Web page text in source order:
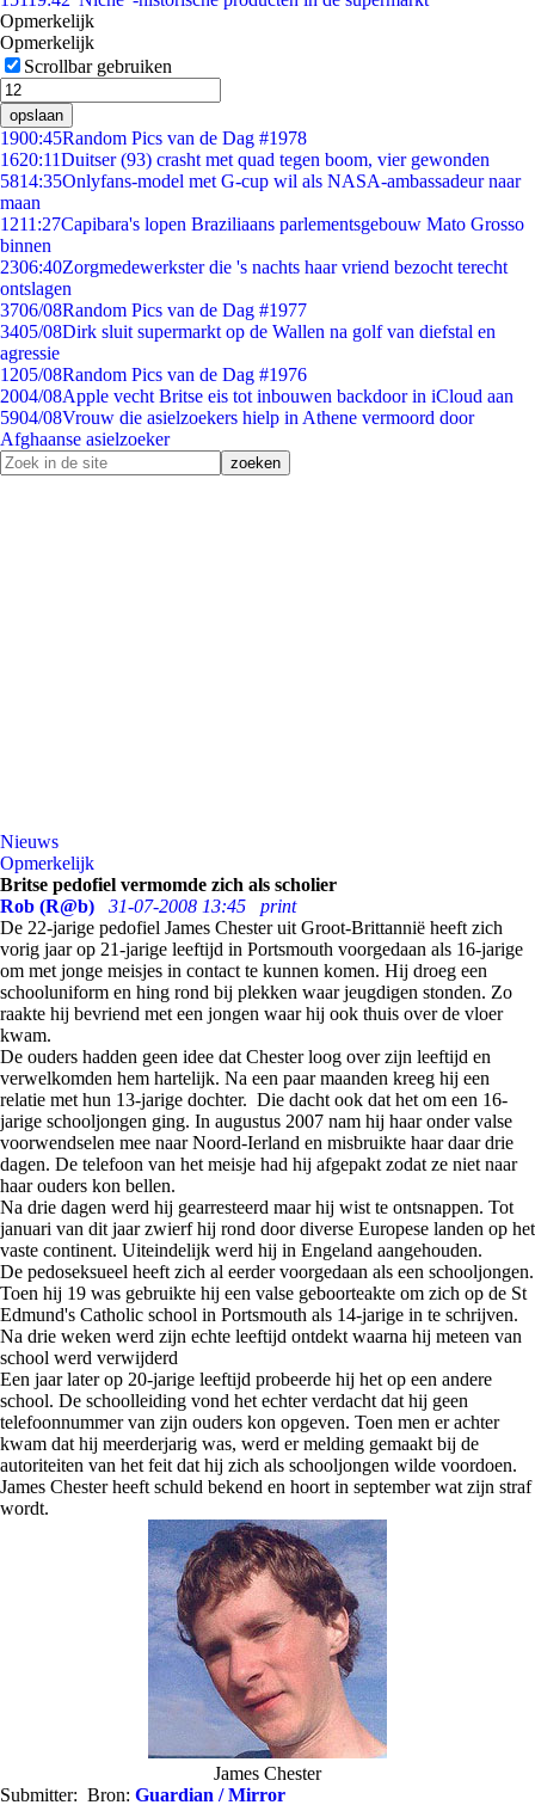
Opmerkelijk
Opmerkelijk
Scrollbar gebruiken
opslaan
1900:45Random Pics van de Dag #1978
1620:11Duitser (93) crasht met quad tegen boom, vier gewonden
5814:35Onlyfans-model met G-cup wil als NASA-ambassadeur naar
maan
1211:27Capibara's lopen Braziliaans parlementsgebouw Mato Grosso
binnen
2306:40Zorgmedewerkster die 's nachts haar vriend bezocht terecht
ontslagen
3706/08Random Pics van de Dag #1977
3405/08Dirk sluit supermarkt op de Wallen na golf van diefstal en
agressie
1205/08Random Pics van de Dag #1976
2004/08Apple vecht Britse eis tot inbouwen backdoor in iCloud aan
5904/08Vrouw die asielzoekers hielp in Athene vermoord door
Afghaanse asielzoeker
Nieuws
Opmerkelijk
Britse pedofiel vermomde zich als scholier
Rob (R@b)
31-07-2008 13:45
print
De 22-jarige pedofiel James Chester uit Groot-Brittannië heeft zich
vorig jaar op 21-jarige leeftijd in Portsmouth voorgedaan als 16-jarige
om met jonge meisjes in contact te kunnen komen. Hij droeg een
schooluniform en hing rond bij plekken waar jeugdigen stonden. Zo
raakte hij bevriend met een jongen waar hij ook thuis over de vloer
kwam.
De ouders hadden geen idee dat Chester loog over zijn leeftijd en
verwelkomden hem hartelijk. Na een paar maanden kreeg hij een
relatie met hun 13-jarige dochter. Die dacht ook dat het om een 16-
jarige schooljongen ging. In augustus 2007 nam hij haar onder valse
voorwendselen mee naar Noord-Ierland en misbruikte haar daar drie
dagen. De telefoon van het meisje had hij afgepakt zodat ze niet naar
haar ouders kon bellen.
Na drie dagen werd hij gearresteerd maar hij wist te ontsnappen. Tot
januari van dit jaar zwierf hij rond door diverse Europese landen op het
vaste continent. Uiteindelijk werd hij in Engeland aangehouden.
De pedoseksueel heeft zich al eerder voorgedaan als een schooljongen.
Toen hij 19 was gebruikte hij een valse geboorteakte om zich op de St
Edmund's Catholic school in Portsmouth als 14-jarige in te schrijven.
Na drie weken werd zijn echte leeftijd ontdekt waarna hij meteen van
school werd verwijderd
Een jaar later op 20-jarige leeftijd probeerde hij het op een andere
school. De schoolleiding vond het echter verdacht dat hij geen
telefoonnummer van zijn ouders kon opgeven. Toen men er achter
kwam dat hij meerderjarig was, werd er melding gemaakt bij de
autoriteiten van het feit dat hij zich als schooljongen wilde voordoen.
James Chester heeft schuld bekend en hoort in september wat zijn straf
wordt.
James Chester
Submitter: Bron: Guardian / Mirror